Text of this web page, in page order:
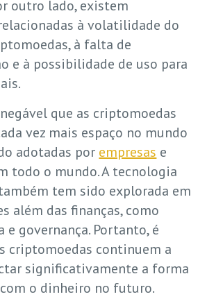
outro lado, existem
à volatilidade do
à falta de
e à possibilidade de uso para
que as criptomoedas
vez mais espaço no mundo
adotadas por empresas e
todo o mundo. A tecnologia
tem sido explorada em
além das finanças, como
e governança. Portanto, é
criptomoedas continuem a
significativamente a forma
o dinheiro no futuro.